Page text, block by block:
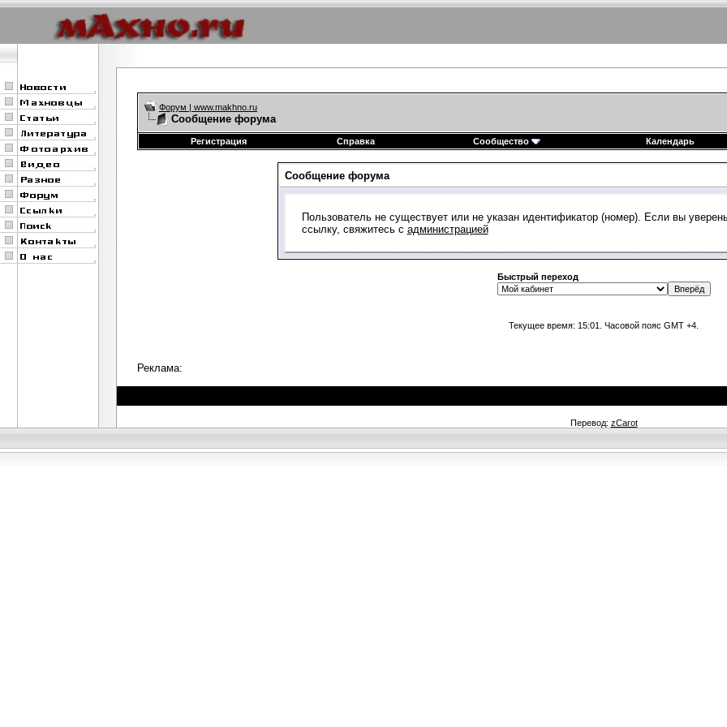
Форум | www.makhno.ru
Сообщение форума
Регистрация
Справка Сообщество Календарь
Сообщение форума
Пользователь не существует или не указан идентификатор (номер). Если вы
ссылку, свяжитесь с администрацией
Быстрый переход
Текущее время: 15:01 . Часовой пояс GMT +4.
Реклама:
Перевод: zCarot